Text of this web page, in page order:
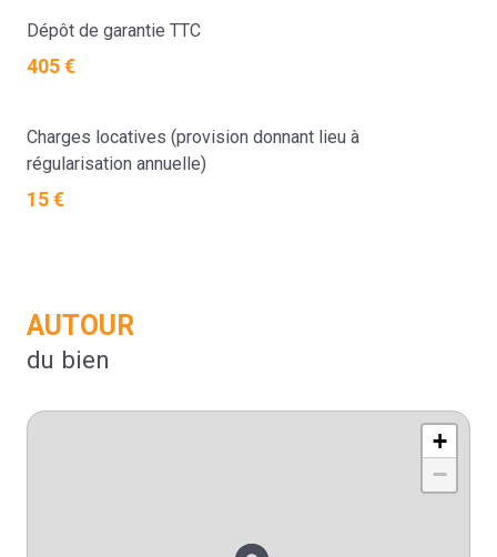
Dépôt de garantie TTC
405 €
Charges locatives (provision donnant lieu à
régularisation annuelle)
15 €
AUTOUR
du bien
+
−